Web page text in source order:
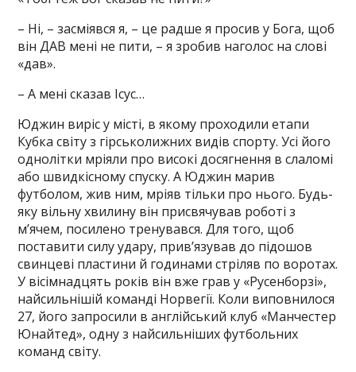
– Ні, – засміявся я, – це радше я просив у Бога, щоб
він ДАВ мені не пити, – я зробив наголос на слові
«дав».
– А мені сказав Ісус…
Юджин виріс у місті, в якому проходили етапи
Кубка світу з гірськолижних видів спорту. Усі його
однолітки мріяли про високі досягнення в слаломі
або швидкісному спуску. А Юджин марив
футболом, жив ним, мріяв тільки про нього. Будь-
яку вільну хвилину він присвячував роботі з
м’ячем, посилено тренувався. Для того, щоб
поставити силу удару, прив’язував до підошов
свинцеві пластини й годинами стріляв по воротах.
У вісімнадцять років він вже грав у «Русенборзі»,
найсильнішій команді Норвегії. Коли виповнилося
27, його запросили в англійський клуб «Манчестер
Юнайтед», одну з найсильніших футбольних
команд світу.